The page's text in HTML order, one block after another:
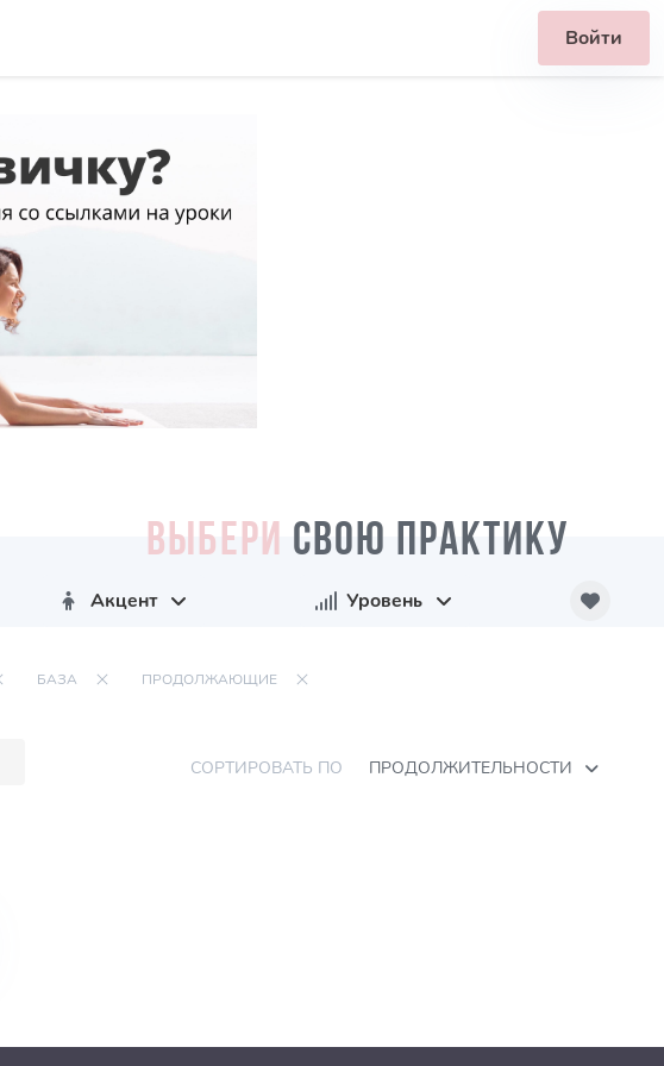
Войти
ВЫБЕРИ СВОЮ ПРАКТИКУ
Акцент Уровень
БАЗА ПРОДОЛЖАЮЩИЕ
СОРТИРОВАТЬ ПО ПРОДОЛЖИТЕЛЬНОСТИ